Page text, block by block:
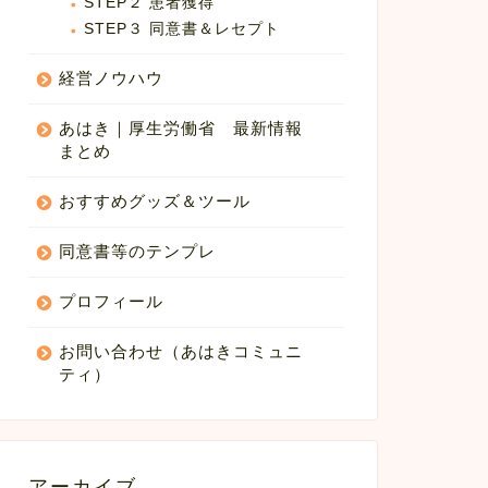
STEP３ 同意書＆レセプト
経営ノウハウ
あはき｜厚生労働省 最新情報
まとめ
おすすめグッズ＆ツール
同意書等のテンプレ
プロフィール
お問い合わせ（あはきコミュニ
ティ）